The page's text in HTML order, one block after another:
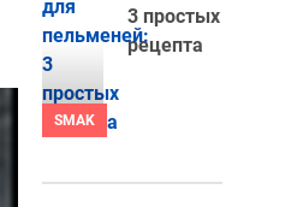
SMAK
3 простых
рецепта